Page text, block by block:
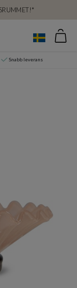
Snabb leverans